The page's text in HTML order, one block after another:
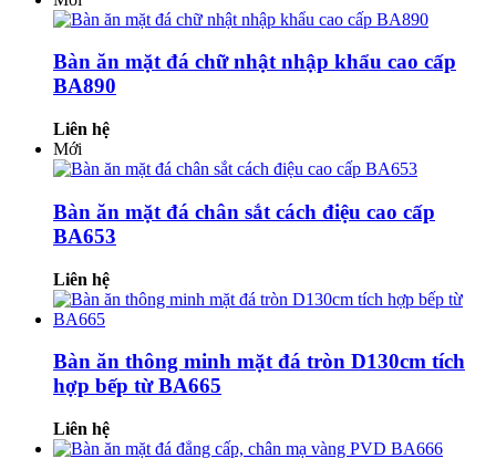
Bàn ăn mặt đá chữ nhật nhập khẩu cao cấp
BA890
Liên hệ
Mới
Bàn ăn mặt đá chân sắt cách điệu cao cấp
BA653
Liên hệ
Bàn ăn thông minh mặt đá tròn D130cm tích
hợp bếp từ BA665
Liên hệ